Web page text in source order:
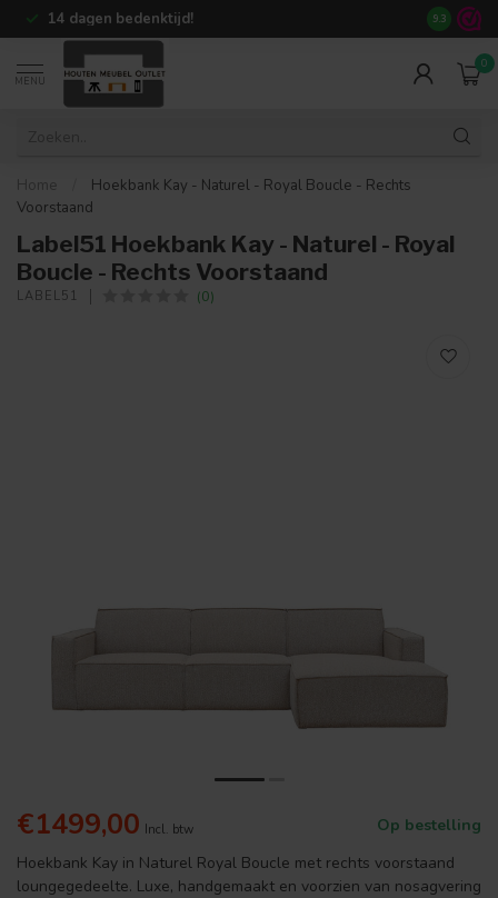
+80.000tevreden klanten 9.3
MENU
0
Home
Hoekbank Kay - Naturel - Royal Boucle - Rechts
Voorstaand
Label51 Hoekbank Kay - Naturel - Royal
Boucle - Rechts Voorstaand
LABEL51 (0)
€1499,00 Incl. btw
Op bestelling
Hoekbank Kay in Naturel Royal Boucle met rechts voorstaand
loungegedeelte. Luxe, handgemaakt en voorzien van nosagvering